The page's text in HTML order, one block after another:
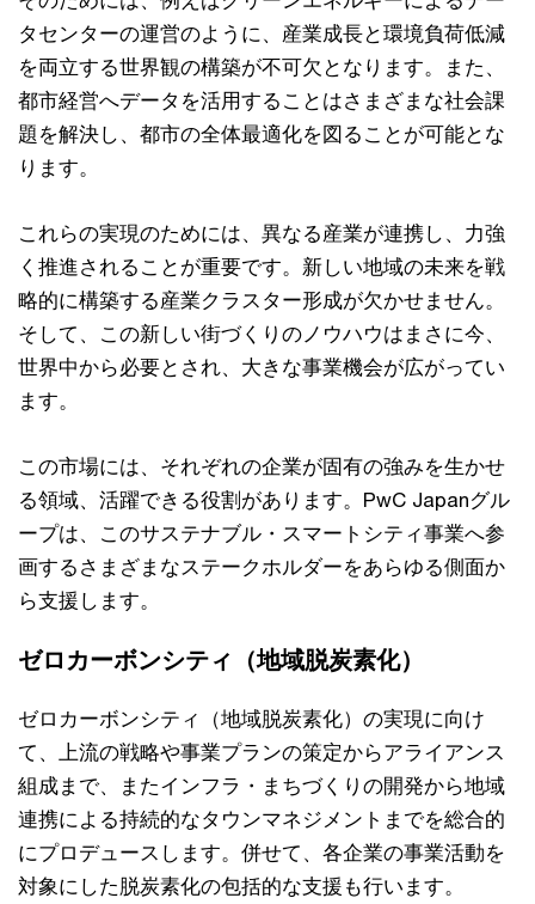
タセンターの運営のように、産業成長と環境負荷低減
を両立する世界観の構築が不可欠となります。また、
都市経営へデータを活用することはさまざまな社会課
題を解決し、都市の全体最適化を図ることが可能とな
ります。
これらの実現のためには、異なる産業が連携し、力強
く推進されることが重要です。新しい地域の未来を戦
略的に構築する産業クラスター形成が欠かせません。
そして、この新しい街づくりのノウハウはまさに今、
世界中から必要とされ、大きな事業機会が広がってい
ます。
この市場には、それぞれの企業が固有の強みを生かせ
る領域、活躍できる役割があります。PwC Japanグル
ープは、このサステナブル・スマートシティ事業へ参
画するさまざまなステークホルダーをあらゆる側面か
ら支援します。
ゼロカーボンシティ（地域脱炭素化）
ゼロカーボンシティ（地域脱炭素化）の実現に向け
て、上流の戦略や事業プランの策定からアライアンス
組成まで、またインフラ・まちづくりの開発から地域
連携による持続的なタウンマネジメントまでを総合的
にプロデュースします。併せて、各企業の事業活動を
対象にした脱炭素化の包括的な支援も行います。